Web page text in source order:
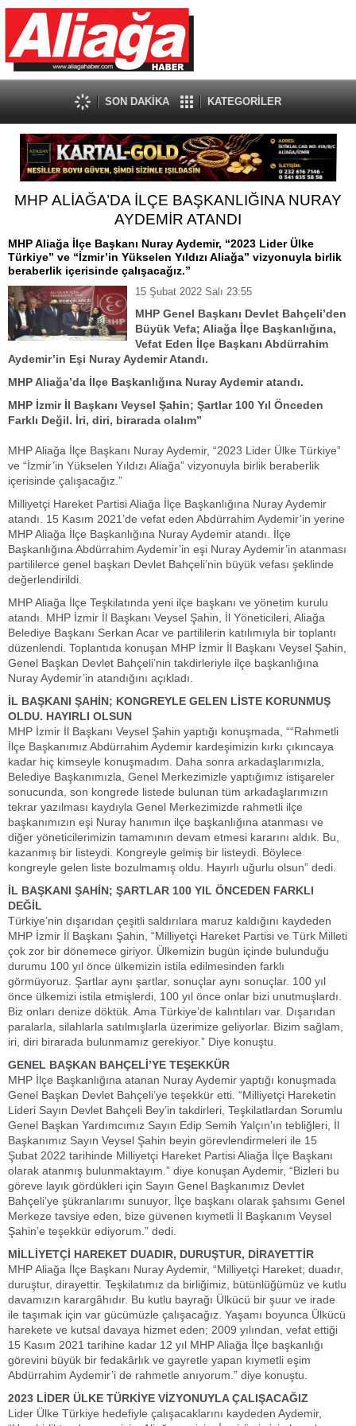
SON DAKİKA KATEGORİLER
MHP ALİAĞA’DA İLÇE BAŞKANLIĞINA NURAY
AYDEMİR ATANDI
MHP Aliağa İlçe Başkanı Nuray Aydemir, “2023 Lider Ülke
Türkiye” ve “İzmir’in Yükselen Yıldızı Aliağa” vizyonuyla birlik
beraberlik içerisinde çalışacağız.”
15 Şubat 2022 Salı 23:55
MHP Genel Başkanı Devlet Bahçeli’den
Büyük Vefa; Aliağa İlçe Başkanlığına,
Vefat Eden İlçe Başkanı Abdürrahim
Aydemir’in Eşi Nuray Aydemir Atandı.
MHP Aliağa’da İlçe Başkanlığına Nuray Aydemir atandı.
MHP İzmir İl Başkanı Veysel Şahin; Şartlar 100 Yıl Önceden
Farklı Değil. İri, diri, birarada olalım”
MHP Aliağa İlçe Başkanı Nuray Aydemir, “2023 Lider Ülke Türkiye”
ve “İzmir’in Yükselen Yıldızı Aliağa” vizyonuyla birlik beraberlik
içerisinde çalışacağız.”
Milliyetçi Hareket Partisi Aliağa İlçe Başkanlığına Nuray Aydemir
atandı. 15 Kasım 2021’de vefat eden Abdürrahim Aydemir’in yerine
MHP Aliağa İlçe Başkanlığına Nuray Aydemir atandı. İlçe
Başkanlığına Abdürrahim Aydemir’in eşi Nuray Aydemir’in atanması
partililerce genel başkan Devlet Bahçeli’nin büyük vefası şeklinde
değerlendirildi.
MHP Aliağa İlçe Teşkilatında yeni ilçe başkanı ve yönetim kurulu
atandı. MHP İzmir İl Başkanı Veysel Şahin, İl Yöneticileri, Aliağa
Belediye Başkanı Serkan Acar ve partililerin katılımıyla bir toplantı
düzenlendi. Toplantıda konuşan MHP İzmir İl Başkanı Veysel Şahin,
Genel Başkan Devlet Bahçeli’nin takdirleriyle ilçe başkanlığına
Nuray Aydemir’in atandığını açıkladı.
İL BAŞKANI ŞAHİN; KONGREYLE GELEN LİSTE KORUNMUŞ
OLDU. HAYIRLI OLSUN
MHP İzmir İl Başkanı Veysel Şahin yaptığı konuşmada, ““Rahmetli
İlçe Başkanımız Abdürrahim Aydemir kardeşimizin kırkı çıkıncaya
kadar hiç kimseyle konuşmadım. Daha sonra arkadaşlarımızla,
Belediye Başkanımızla, Genel Merkezimizle yaptığımız istişareler
sonucunda, son kongrede listede bulunan tüm arkadaşlarımızın
tekrar yazılması kaydıyla Genel Merkezimizde rahmetli ilçe
başkanımızın eşi Nuray hanımın ilçe başkanlığına atanması ve
diğer yöneticilerimizin tamamının devam etmesi kararını aldık. Bu,
kazanmış bir listeydi. Kongreyle gelmiş bir listeydi. Böylece
kongreyle gelen liste bozulmamış oldu. Hayırlı uğurlu olsun” dedi.
İL BAŞKANI ŞAHİN; ŞARTLAR 100 YIL ÖNCEDEN FARKLI
DEĞİL
Türkiye’nin dışarıdan çeşitli saldırılara maruz kaldığını kaydeden
MHP İzmir İl Başkanı Şahin, “Milliyetçi Hareket Partisi ve Türk Milleti
çok zor bir dönemece giriyor. Ülkemizin bugün içinde bulunduğu
durumu 100 yıl önce ülkemizin istila edilmesinden farklı
görmüyoruz. Şartlar aynı şartlar, sonuçlar aynı sonuçlar. 100 yıl
önce ülkemizi istila etmişlerdi, 100 yıl önce onlar bizi unutmuşlardı.
Biz onları denize döktük. Ama Türkiye’de kalıntıları var. Dışarıdan
paralarla, silahlarla satılmışlarla üzerimize geliyorlar. Bizim sağlam,
iri, diri birarada bulunmamız gerekiyor.” Diye konuştu.
GENEL BAŞKAN BAHÇELİ’YE TEŞEKKÜR
MHP İlçe Başkanlığına atanan Nuray Aydemir yaptığı konuşmada
Genel Başkan Devlet Bahçeli’ye teşekkür etti. “Milliyetçi Hareketin
Lideri Sayın Devlet Bahçeli Bey’in takdirleri, Teşkilatlardan Sorumlu
Genel Başkan Yardımcımız Sayın Edip Semih Yalçın’ın tebliğleri, İl
Başkanımız Sayın Veysel Şahin beyin görevlendirmeleri ile 15
Şubat 2022 tarihinde Milliyetçi Hareket Partisi Aliağa İlçe Başkanı
olarak atanmış bulunmaktayım.” diye konuşan Aydemir, “Bizleri bu
göreve layık gördükleri için Sayın Genel Başkanımız Devlet
Bahçeli’ye şükranlarımı sunuyor, İlçe başkanı olarak şahsımı Genel
Merkeze tavsiye eden, bize güvenen kıymetli İl Başkanım Veysel
Şahin’e teşekkür ediyorum.” dedi.
MİLLİYETÇİ HAREKET DUADIR, DURUŞTUR, DİRAYETTİR
MHP Aliağa İlçe Başkanı Nuray Aydemir, “Milliyetçi Hareket; duadır,
duruştur, dirayettir. Teşkilatımız da birliğimiz, bütünlüğümüz ve kutlu
davamızın karargâhıdır. Bu kutlu bayrağı Ülkücü bir şuur ve irade
ile taşımak için var gücümüzle çalışacağız. Yaşamı boyunca Ülkücü
harekete ve kutsal davaya hizmet eden; 2009 yılından, vefat ettiği
15 Kasım 2021 tarihine kadar 12 yıl MHP Aliağa İlçe başkanlığı
görevini büyük bir fedakârlık ve gayretle yapan kıymetli eşim
Abdürrahim Aydemir’i de rahmetle anıyorum.” diye konuştu.
2023 LİDER ÜLKE TÜRKİYE VİZYONUYLA ÇALIŞACAĞIZ
Lider Ülke Türkiye hedefiyle çalışacaklarını kaydeden Aydemir,